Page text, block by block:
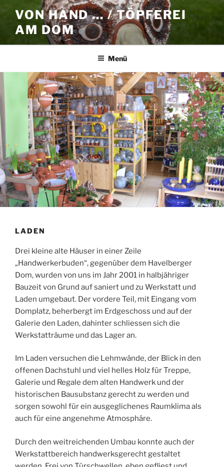
Inhalt
springen
VON HAND … / TÖPFEREI
AM DOM
Menü
LADEN
Drei kleine alte Häuser in einer Zeile
„Handwerkerbuden“, gegenüber dem Havelberger
Dom, wurden von uns im Jahr 2001 in halbjähriger
Bauzeit von Grund auf saniert und zu Werkstatt und
Laden umgebaut. Der vordere Teil, mit Eingang vom
Domplatz, beherbergt im Erdgeschoss und auf der
Galerie den Laden, dahinter schliessen sich die
Werkstatträume und das Lager an.
Im Laden versuchen die Lehmwände, der Blick in den
offenen Dachstuhl und viel helles Holz für Treppe,
Galerie und Regale dem alten Handwerk und der
historischen Bausubstanz gerecht zu werden und
sorgen sowohl für ein ausgeglichenes Raumklima als
auch für eine angenehme Atmosphäre.
Durch den weitreichenden Umbau konnte auch der
Werkstattbereich handwerksgerecht gestaltet